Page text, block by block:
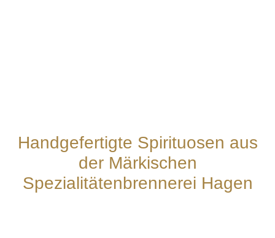
Handgefertigte Spirituosen aus
der Märkischen
Spezialitätenbrennerei Hagen